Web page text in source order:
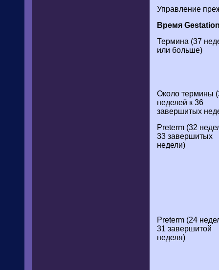
Управление
Время
Термина (37
или больше)
Около термины
неделей к 36
завершитых
Preterm (32
33 завершитых
недели)
Preterm (24
31 завершитой
неделя)